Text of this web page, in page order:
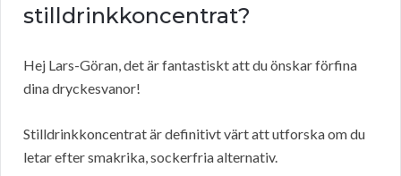
stilldrinkkoncentrat?
Hej Lars-Göran, det är fantastiskt att du önskar förfina
dina dryckesvanor!
Stilldrinkkoncentrat är definitivt värt att utforska om du
letar efter smakrika, sockerfria alternativ.